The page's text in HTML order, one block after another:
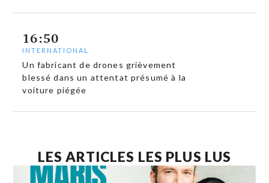
16:50
INTERNATIONAL
Un fabricant de drones grièvement
blessé dans un attentat présumé à la
voiture piégée
LES ARTICLES LES PLUS LUS